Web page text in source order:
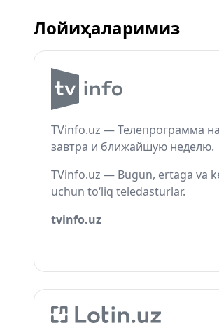
Лойиҳаларимиз
TVinfo.uz — Телепрограмма
завтра и ближайшую неделю.
TVinfo.uz — Bugun, ertaga va
uchun to‘liq teledasturlar.
tvinfo.uz